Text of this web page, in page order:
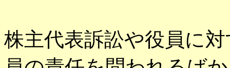
株主代表訴訟や役員に